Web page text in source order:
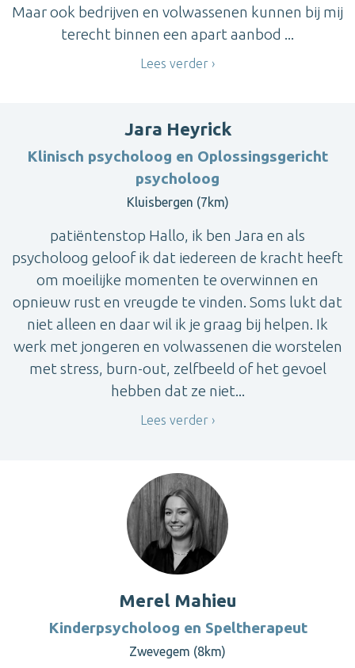
Maar ook bedrijven en volwassenen kunnen bij mij
terecht binnen een apart aanbod ...
Lees verder
Jara Heyrick
Klinisch psycholoog en Oplossingsgericht
psycholoog
Kluisbergen (7km)
patiëntenstop Hallo, ik ben Jara en als
psycholoog geloof ik dat iedereen de kracht heeft
om moeilijke momenten te overwinnen en
opnieuw rust en vreugde te vinden. Soms lukt dat
niet alleen en daar wil ik je graag bij helpen. Ik
werk met jongeren en volwassenen die worstelen
met stress, burn-out, zelfbeeld of het gevoel
hebben dat ze niet...
Lees verder
Merel Mahieu
Kinderpsycholoog en Speltherapeut
Zwevegem (8km)